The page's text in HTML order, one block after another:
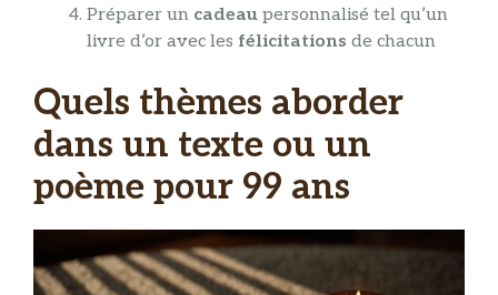
Préparer un cadeau personnalisé tel qu’un
livre d’or avec les félicitations de chacun
Quels thèmes aborder
dans un texte ou un
poème pour 99 ans